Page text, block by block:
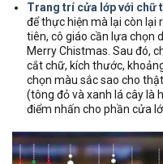
Trang trí cửa lớp với chữ
để thực hiện mà lại còn lại
tiên, cô giáo cần lựa chọn
Merry Chistmas. Sau đó,
cắt chữ, kích thước,
chọn màu sắc sao cho
(tông đỏ và xanh lá cây là
điểm nhấn cho phần cửa